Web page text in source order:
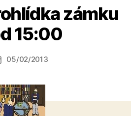
zámku
15:00
Autor
příspěvku
A
t
o
a
s
o
05/02/2013